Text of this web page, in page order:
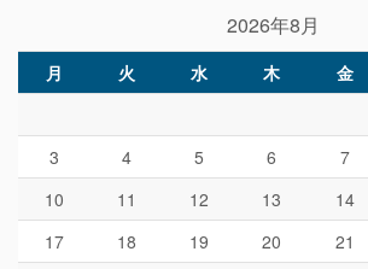
2026年8月
月 火 水 木 金
3
4 5 6 7
10
11 12 13 14
17
18 19 20 21